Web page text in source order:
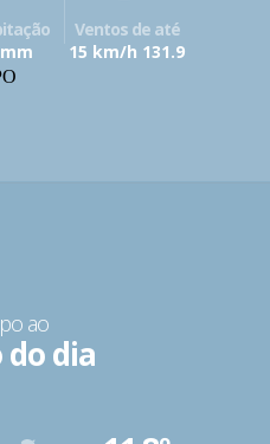
Ventos de até
15 km/h 131.9
ao
do dia